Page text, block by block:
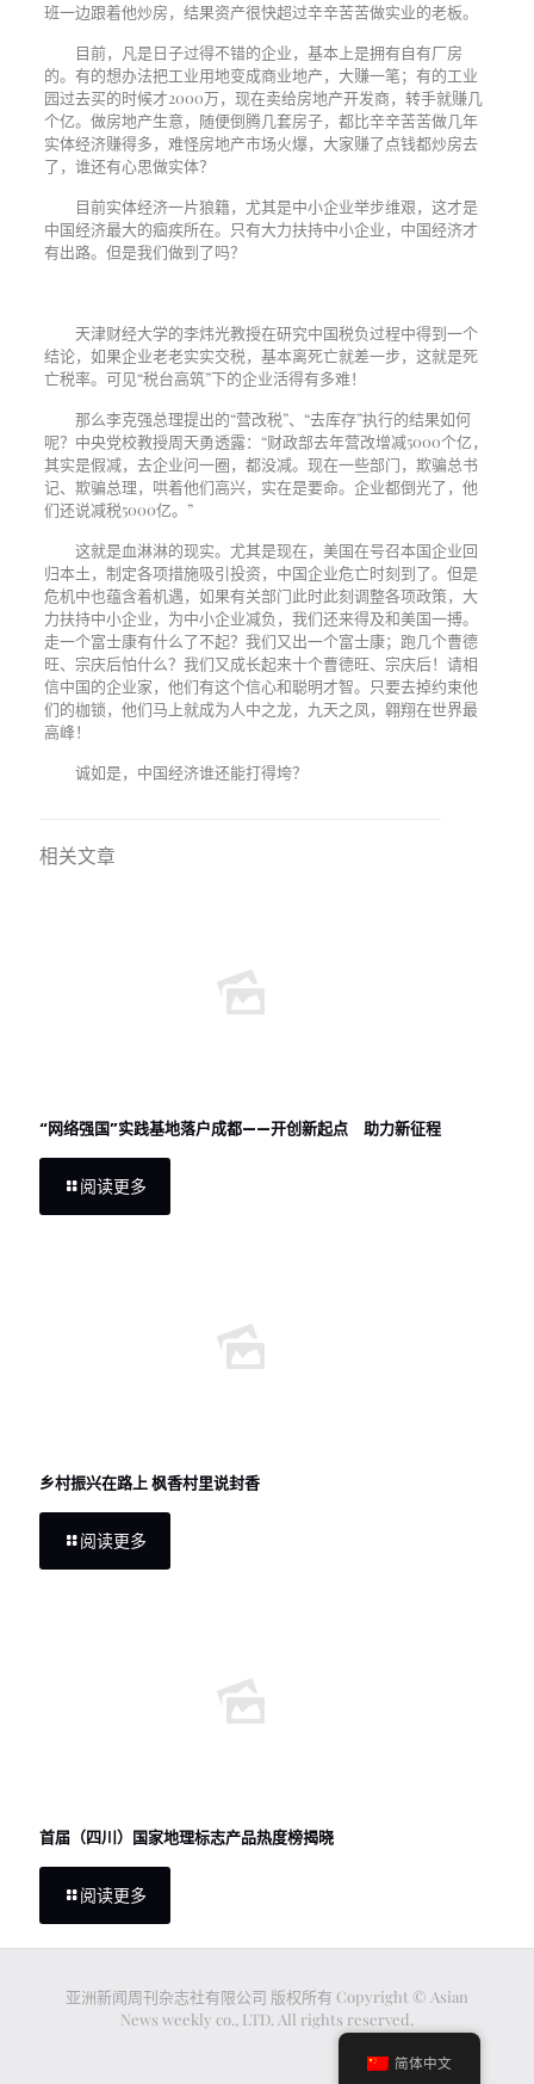
班一边跟着他炒房，结果资产很快超过辛辛苦苦做实业的老板。
目前，凡是日子过得不错的企业，基本上是拥有自有厂房
的。有的想办法把工业用地变成商业地产，大赚一笔；有的工业
园过去买的时候才2000万，现在卖给房地产开发商，转手就赚几
个亿。做房地产生意，随便倒腾几套房子，都比辛辛苦苦做几年
实体经济赚得多，难怪房地产市场火爆，大家赚了点钱都炒房去
了，谁还有心思做实体？
目前实体经济一片狼籍，尤其是中小企业举步维艰，这才是
中国经济最大的痼疾所在。只有大力扶持中小企业，中国经济才
有出路。但是我们做到了吗？
天津财经大学的李炜光教授在研究中国税负过程中得到一个
结论，如果企业老老实实交税，基本离死亡就差一步，这就是死
亡税率。可见“税台高筑”下的企业活得有多难！
那么李克强总理提出的“营改税”、“去库存”执行的结果如何
呢？中央党校教授周天勇透露：“财政部去年营改增减5000个亿，
其实是假减，去企业问一圈，都没减。现在一些部门，欺骗总书
记、欺骗总理，哄着他们高兴，实在是要命。企业都倒光了，他
们还说减税5000亿。”
这就是血淋淋的现实。尤其是现在，美国在号召本国企业回
归本土，制定各项措施吸引投资，中国企业危亡时刻到了。但是
危机中也蕴含着机遇，如果有关部门此时此刻调整各项政策，大
力扶持中小企业，为中小企业减负，我们还来得及和美国一搏。
走一个富士康有什么了不起？我们又出一个富士康；跑几个曹德
旺、宗庆后怕什么？我们又成长起来十个曹德旺、宗庆后！请相
信中国的企业家，他们有这个信心和聪明才智。只要去掉约束他
们的枷锁，他们马上就成为人中之龙，九天之凤，翱翔在世界最
高峰！
诚如是，中国经济谁还能打得垮？
相关文章
“网络强国”实践基地落户成都——开创新起点 助力新征程
阅读更多
乡村振兴在路上 枫香村里说封香
阅读更多
首届（四川）国家地理标志产品热度榜揭晓
阅读更多
亚洲新闻周刊杂志社有限公司 版权所有 Copyright © Asian
News weekly co., LTD. All rights reserved.
简体中文